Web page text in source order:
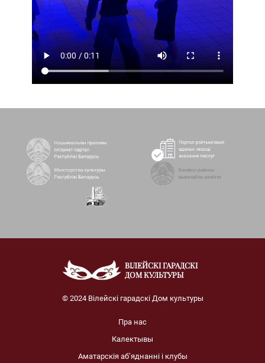
ВІЛЕЙСКІ ГАРАДСКІ
ДОМ КУЛЬТУРЫ
© 2024 Вілейскі гарадскі Дом культуры
Пра нас
Калектывы
Аматарскія аб’яднанні і клубы